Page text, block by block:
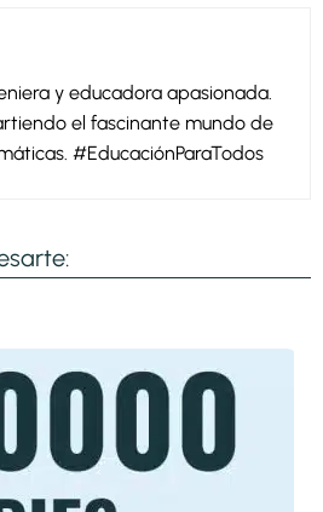
y educadora apasionada.
el fascinante mundo de
#EducaciónParaTodos